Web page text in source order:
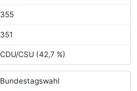
355
351
CDU/CSU (42,7 %)
Bundestagswahl